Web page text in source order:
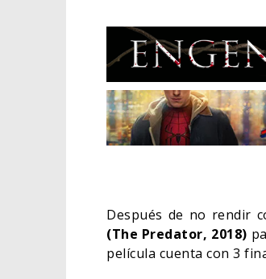
Después de no rendir
(The Predator, 2018)
película cuenta con 3